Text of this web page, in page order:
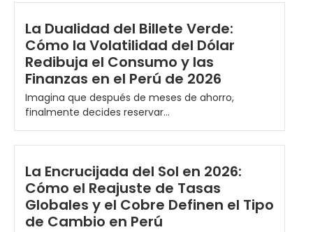
La Dualidad del Billete Verde:
Cómo la Volatilidad del Dólar
Redibuja el Consumo y las
Finanzas en el Perú de 2026
Imagina que después de meses de ahorro,
finalmente decides reservar...
La Encrucijada del Sol en 2026:
Cómo el Reajuste de Tasas
Globales y el Cobre Definen el Tipo
de Cambio en Perú